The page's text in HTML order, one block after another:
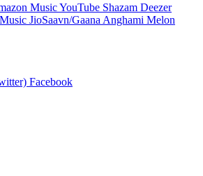
MusicYouTube Shazam Deezer
JioSaavn/Gaana Anghami Melon
Facebook